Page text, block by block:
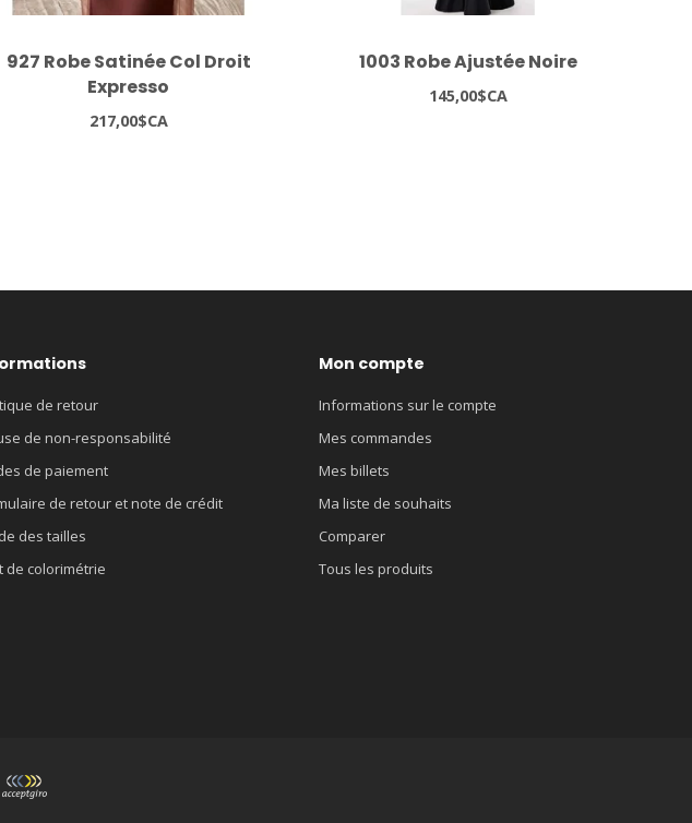
927 Robe Satinée Col Droit
Expresso
217,00$CA
1003 Robe Ajustée Noire
145,00$CA
de retour
de non-responsabilité
de paiement
de retour et note de crédit
des tailles
de colorimétrie
Mon compte
Informations sur le compte
Mes commandes
Mes billets
Ma liste de souhaits
Comparer
Tous les produits